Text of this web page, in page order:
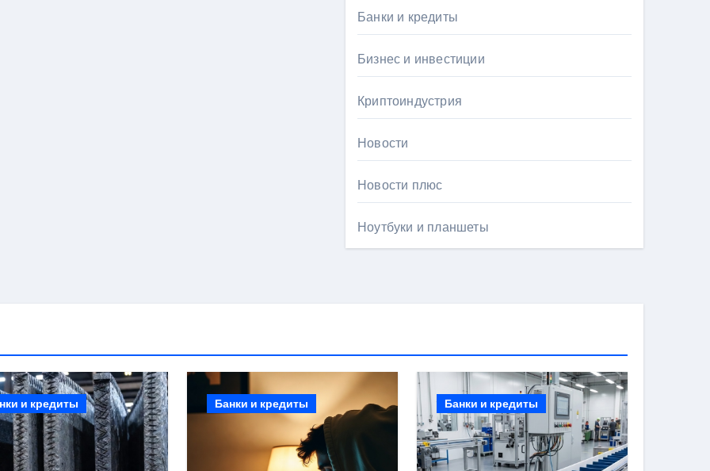
Банки и кредиты
Бизнес и инвестиции
Криптоиндустрия
Новости
Новости плюс
Ноутбуки и планшеты
и кредиты Банки и кредиты Банки и кредиты